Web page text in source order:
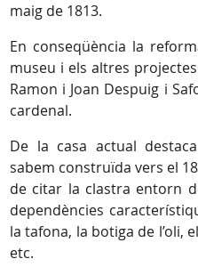
maig de 1813.
En conseqüència la
museu i els altres
Ramon i Joan Despuig i
cardenal.
De la casa actual
sabem construïda vers el
de citar la clastra entorn
dependències
la tafona, la botiga de l’oli,
etc.